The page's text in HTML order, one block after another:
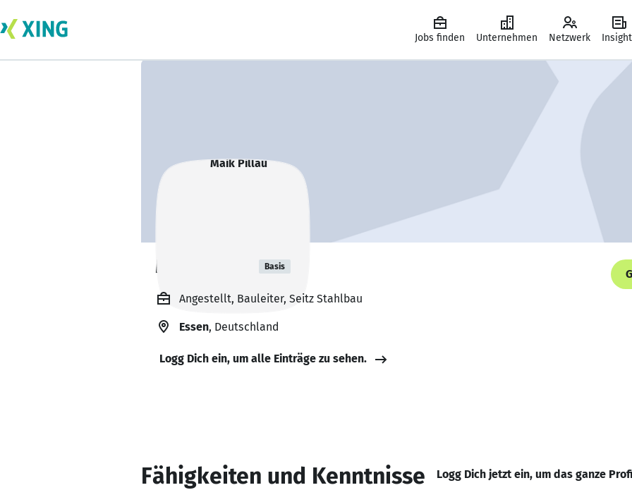
Jobs finden Unternehmen Netzwerk
Maik Pillau Basis
Angestellt, Bauleiter, Seitz Stahlbau
Essen, Deutschland
Logg Dich ein, um alle Einträge zu sehen.
Fähigkeiten und Kenntnisse Logg Dich jetzt ein, um das ganze